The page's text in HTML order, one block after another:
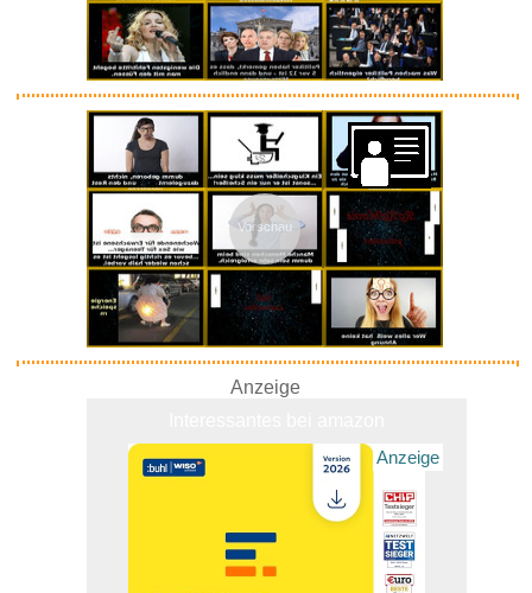
Skylanders: Swap Force -
Stand...
Anzeige
deleyCON 2m USB-C Kabel USB
Vorschau
Anzeige
Anzeige